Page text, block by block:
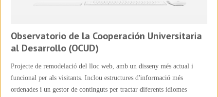
Observatorio de la Cooperación Universitaria
al Desarrollo (OCUD)
Projecte de remodelació del lloc web, amb un disseny més actual i
funcional per als visitants. Inclou estructures d'informació més
ordenades i un gestor de continguts per tractar diferents idiomes